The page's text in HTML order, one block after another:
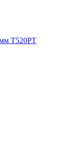
Т520РТ